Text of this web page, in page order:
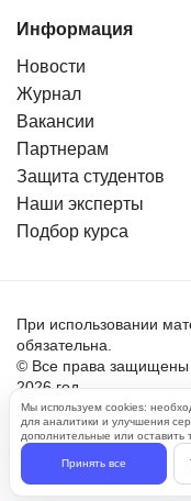
Информация
Новости
Журнал
Вакансии
Партнерам
Защита студентов
Наши эксперты
Подбор курса
При использовании
обязательна.
© Все права защищены
2026 год.
Пользовательское
Политика обработки
Мы используем cookies:
для аналитики и улучшения
дополнительные или оставить
Принять все